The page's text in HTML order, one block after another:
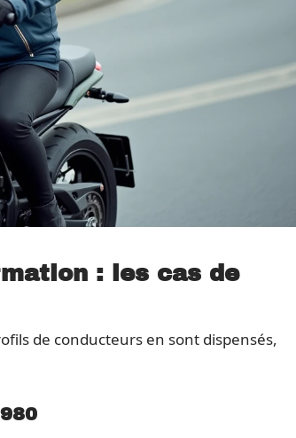
: les cas de
de conducteurs en sont dispensés,